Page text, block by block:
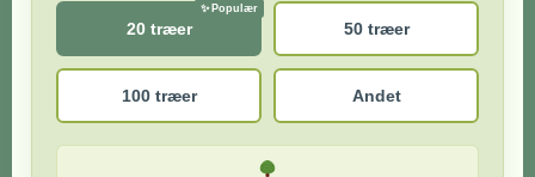
20 træer 50 træer
100 træer Andet